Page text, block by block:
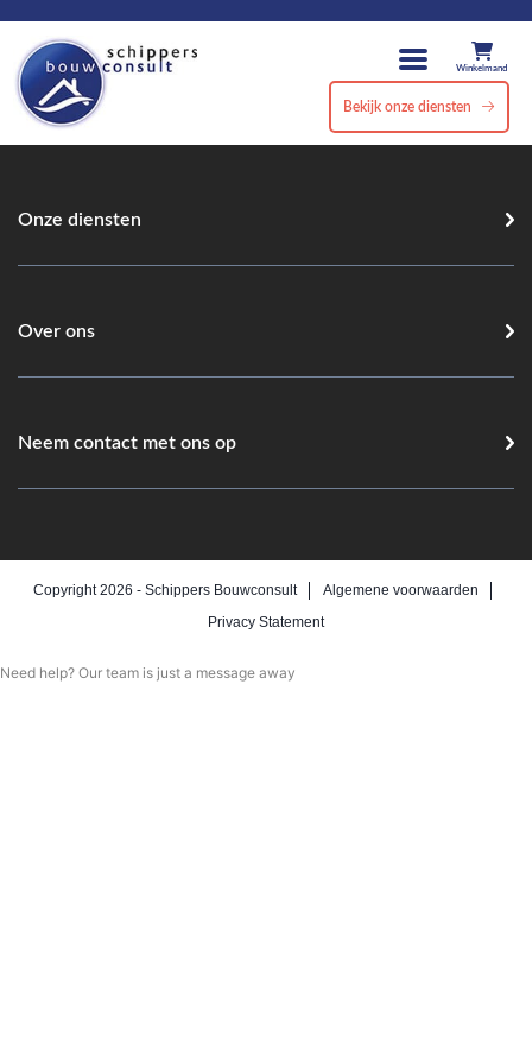
Winkelmand
Bekijk onze diensten
Onze diensten
Over ons
Neem contact met ons op
Copyright 2026 - Schippers Bouwconsult
Algemene voorwaarden
Privacy Statement
Need help? Our team is just a message away